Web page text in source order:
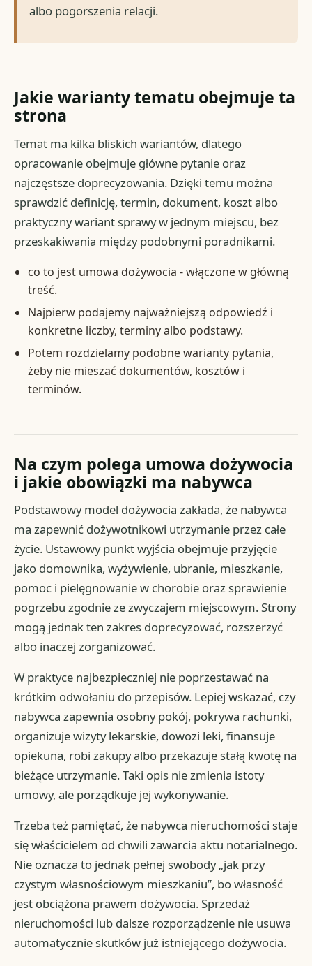
albo pogorszenia relacji.
Jakie warianty tematu obejmuje ta
strona
Temat ma kilka bliskich wariantów, dlatego
opracowanie obejmuje główne pytanie oraz
najczęstsze doprecyzowania. Dzięki temu można
sprawdzić definicję, termin, dokument, koszt albo
praktyczny wariant sprawy w jednym miejscu, bez
przeskakiwania między podobnymi poradnikami.
co to jest umowa dożywocia - włączone w główną
treść.
Najpierw podajemy najważniejszą odpowiedź i
konkretne liczby, terminy albo podstawy.
Potem rozdzielamy podobne warianty pytania,
żeby nie mieszać dokumentów, kosztów i
terminów.
Na czym polega umowa dożywocia
i jakie obowiązki ma nabywca
Podstawowy model dożywocia zakłada, że nabywca
ma zapewnić dożywotnikowi utrzymanie przez całe
życie. Ustawowy punkt wyjścia obejmuje przyjęcie
jako domownika, wyżywienie, ubranie, mieszkanie,
pomoc i pielęgnowanie w chorobie oraz sprawienie
pogrzebu zgodnie ze zwyczajem miejscowym. Strony
mogą jednak ten zakres doprecyzować, rozszerzyć
albo inaczej zorganizować.
W praktyce najbezpieczniej nie poprzestawać na
krótkim odwołaniu do przepisów. Lepiej wskazać, czy
nabywca zapewnia osobny pokój, pokrywa rachunki,
organizuje wizyty lekarskie, dowozi leki, finansuje
opiekuna, robi zakupy albo przekazuje stałą kwotę na
bieżące utrzymanie. Taki opis nie zmienia istoty
umowy, ale porządkuje jej wykonywanie.
Trzeba też pamiętać, że nabywca nieruchomości staje
się właścicielem od chwili zawarcia aktu notarialnego.
Nie oznacza to jednak pełnej swobody „jak przy
czystym własnościowym mieszkaniu”, bo własność
jest obciążona prawem dożywocia. Sprzedaż
nieruchomości lub dalsze rozporządzenie nie usuwa
automatycznie skutków już istniejącego dożywocia.